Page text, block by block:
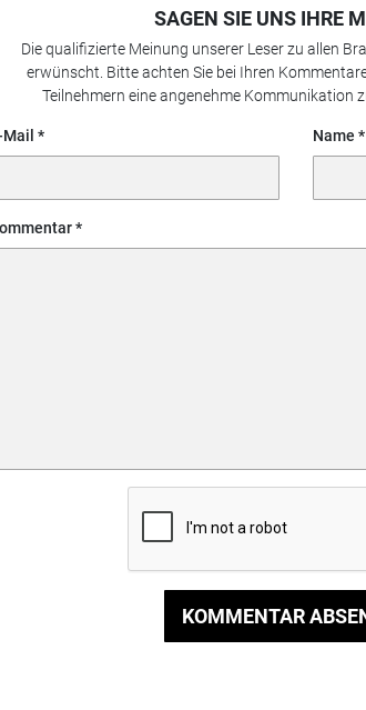
SAGEN SIE UNS IHRE
Die qualifizierte Meinung unserer Leser zu allen
erwünscht. Bitte achten Sie bei Ihren
Teilnehmern eine angenehme Kommunikation
Mail Name
KOMMENTAR